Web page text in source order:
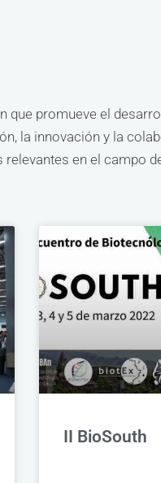
promueve el
la innovación y la
en el campo
II BioSouth